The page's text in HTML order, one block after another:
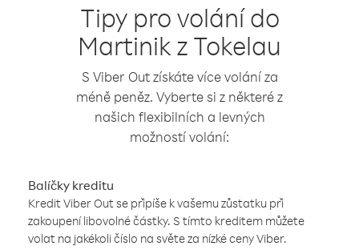
Tipy pro volání do
Martinik z Tokelau
S Viber Out získáte více volání za
méně peněz. Vyberte si z některé z
našich flexibilních a levných
možností volání:
Balíčky kreditu
Kredit Viber Out se připíše k vašemu zůstatku při
zakoupení libovolné částky. S tímto kreditem můžete
volat na jakékoli číslo na světe za nízké ceny Viber.